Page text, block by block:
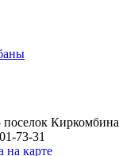
поселок
73-31
на карте